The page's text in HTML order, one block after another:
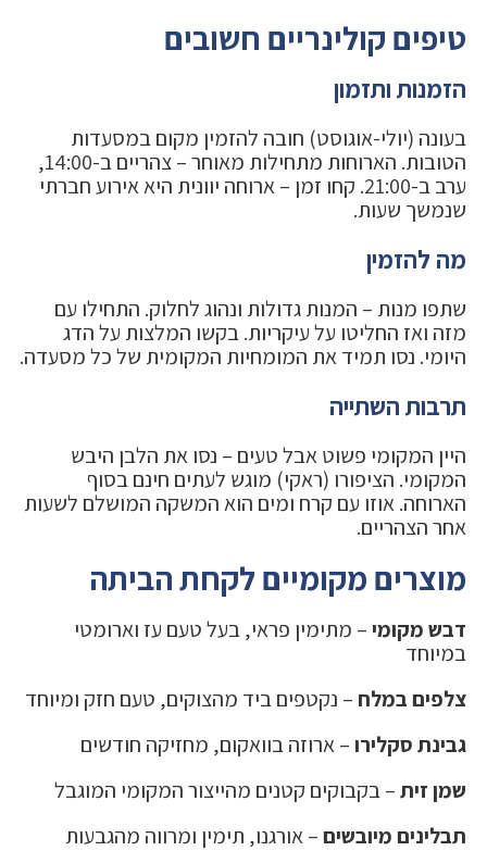
טיפים קולינריים חשובים
הזמנות ותזמון
בעונה (יולי-אוגוסט) חובה להזמין מקום במסעדות
הטובות. הארוחות מתחילות מאוחר – צהריים ב-14:00,
ערב ב-21:00. קחו זמן – ארוחה יוונית היא אירוע חברתי
שנמשך שעות.
מה להזמין
שתפו מנות – המנות גדולות ונהוג לחלוק. התחילו עם
מזה ואז החליטו על עיקריות. בקשו המלצות על הדג
היומי. נסו תמיד את המומחיות המקומית של כל מסעדה.
תרבות השתייה
היין המקומי פשוט אבל טעים – נסו את הלבן היבש
המקומי. הציפורו (ראקי) מוגש לעתים חינם בסוף
הארוחה. אוזו עם קרח ומים הוא המשקה המושלם לשעות
אחר הצהריים.
מוצרים מקומיים לקחת הביתה
דבש מקומי– מתימין פראי, בעל טעם עז וארומטי
במיוחד
צלפים במלח – נקטפים ביד מהצוקים, טעם חזק ומיוחד
גבינת סקלירו– ארוזה בוואקום, מחזיקה חודשים
שמן זית– בקבוקים קטנים מהייצור המקומי המוגבל
תבלינים מיובשים– אורגנו, תימין ומרווה מהגבעות